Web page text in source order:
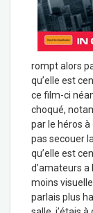
rompt alors
qu’elle est
ce film-ci
choqué,
par le héros
pas secouer
qu’elle est
d’amateurs a
moins
parlais plus